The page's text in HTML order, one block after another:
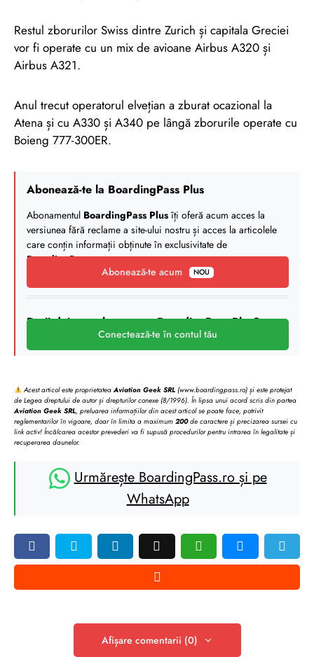
Restul zborurilor Swiss dintre Zurich și capitala Greciei
vor fi operate cu un mix de avioane Airbus A320 și
Airbus A321.
Anul trecut operatorul elvețian a zburat ocazional la
Atena și cu A330 și A340 pe lângă zborurile operate cu
Boieng 777-300ER.
Abonează-te la BoardingPass Plus
Abonamentul BoardingPass Plusîți oferă acum acces la
versiunea fără reclame a site-ului nostru și acces la articolele
care conțin informații obținute în exclusivitate de
BoardingPass.
Abonează-te acum
NOU
Deții deja un abonament BoardingPass Plus?
Conectează-te în contul tău
Acest articol este proprietateaAviation Geek SRL (www.boardingpass.ro) și este protejat
de Legea dreptului de autor și drepturilor conexe (8/1996). În lipsa unui acord scris din partea
Aviation Geek SRL, preluarea informațiilor din acest articol se poate face, potrivit
reglementarilor în vigoare, doar în limita a maximum 200de caractere și precizarea sursei cu
link activ! Încălcarea acestor prevederi va fi supusă procedurilor pentru intrarea în legalitate și
recuperarea daunelor.
Urmărește BoardingPass.ro și pe
WhatsApp
Afișare comentarii (0)